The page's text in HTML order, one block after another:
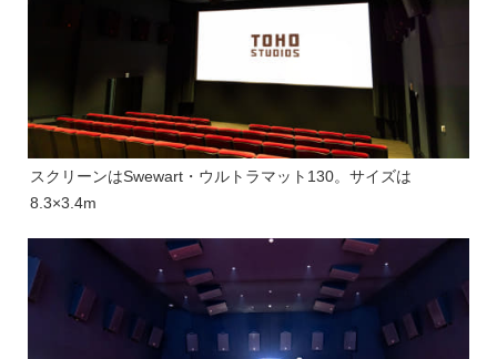
スクリーンはSwewart・ウルトラマット130。サイズは
8.3×3.4m